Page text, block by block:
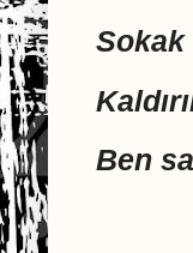
Sokak
Ben